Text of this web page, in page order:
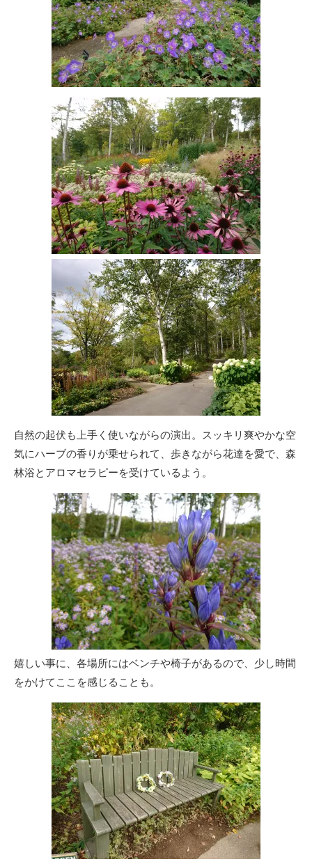
自然の起伏も上手く使いながらの演出。スッキリ爽やかな空
気にハーブの香りが乗せられて、歩きながら花達を愛で、森
林浴とアロマセラピーを受けているよう。
嬉しい事に、各場所にはベンチや椅子があるので、少し時間
をかけてここを感じることも。